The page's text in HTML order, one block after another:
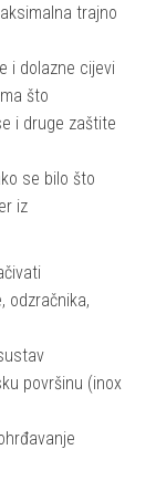
trajno
i dolazne cijevi
što
i druge zaštite
se bilo što
iz
odzračnika,
površinu (inox